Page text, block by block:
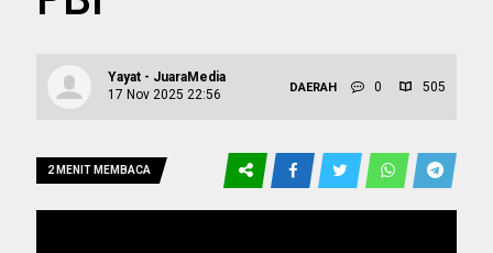
Yayat - JuaraMedia
17 Nov 2025 22:56
DAERAH 0 505
2 MENIT MEMBACA